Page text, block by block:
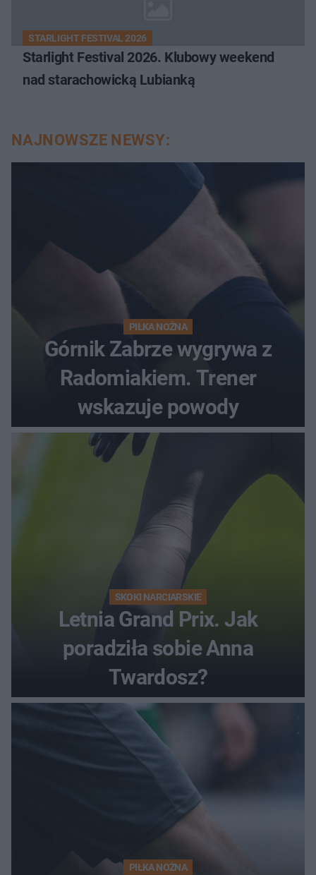
STARLIGHT FESTIVAL 2026
Starlight Festival 2026. Klubowy weekend
nad starachowicką Lubianką
NAJNOWSZE NEWSY:
PIŁKA NOŻNA
Górnik Zabrze wygrywa z
Radomiakiem. Trener
wskazuje powody
SKOKI NARCIARSKIE
Letnia Grand Prix. Jak
poradziła sobie Anna
Twardosz?
PIŁKA NOŻNA